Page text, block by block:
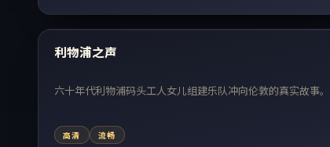
热门
利物浦之声
六十年代利物浦码头工人女儿组建乐队冲向伦敦的真实故事。
高清 流畅